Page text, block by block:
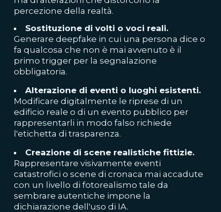
percezione della realtà.
Sostituzione di volti o voci reali.
Generare deepfake in cui una persona dice o
fa qualcosa che non è mai avvenuto è il
primo trigger per la segnalazione
obbligatoria.
Alterazione di eventi o luoghi esistenti.
Modificare digitalmente le riprese di un
edificio reale o di un evento pubblico per
rappresentarli in modo falso richiede
l'etichetta di trasparenza.
Creazione di scene realistiche fittizie.
Rappresentare visivamente eventi
catastrofici o scene di cronaca mai accadute
con un livello di fotorealismo tale da
sembrare autentiche impone la
dichiarazione dell'uso di IA.